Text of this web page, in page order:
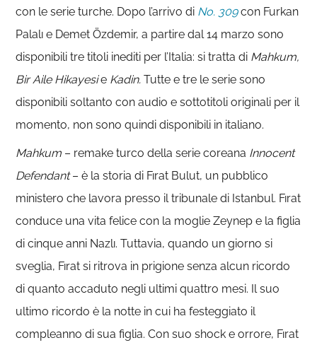
con le serie turche. Dopo l’arrivo di No. 309con Furkan
Palalı e Demet Özdemir, a partire dal 14 marzo sono
disponibili tre titoli inediti per l’Italia: si tratta di Mahkum,
Bir Aile Hikayesie Kadin.Tutte e tre le serie sono
disponibili soltanto con audio e sottotitoli originali per il
momento, non sono quindi disponibili in italiano.
Mahkum – remake turco della serie coreana Innocent
Defendant– è la storia di Fırat Bulut, un pubblico
ministero che lavora presso il tribunale di Istanbul. Fırat
conduce una vita felice con la moglie Zeynep e la figlia
di cinque anni Nazlı. Tuttavia, quando un giorno si
sveglia, Fırat si ritrova in prigione senza alcun ricordo
di quanto accaduto negli ultimi quattro mesi. Il suo
ultimo ricordo è la notte in cui ha festeggiato il
compleanno di sua figlia. Con suo shock e orrore, Fırat